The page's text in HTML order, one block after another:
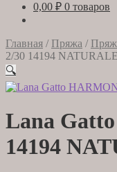
0,00 ₽ 0 товаров
Главная / Пряжа /
2/30 14194
🔍
Lana
14194